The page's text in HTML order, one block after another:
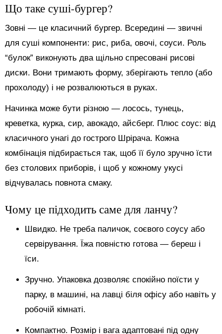
Що таке суші-бургер?
Зовні — це класичний бургер. Всередині — звичні
для суші компоненти: рис, риба, овочі, соуси. Роль
“булок” виконують два щільно спресовані рисові
диски. Вони тримають форму, зберігають тепло (або
прохолоду) і не розвалюються в руках.
Начинка може бути різною — лосось, тунець,
креветка, курка, сир, авокадо, айсберг. Плюс соус: від
класичного унагі до гострого Шрірача. Кожна
комбінація підбирається так, щоб її було зручно їсти
без столових приборів, і щоб у кожному укусі
відчувалась повнота смаку.
Чому це підходить саме для ланчу?
Швидко. Не треба паличок, соєвого соусу або
сервірування. Їжа повністю готова — береш і
їси.
Зручно. Упаковка дозволяє спокійно поїсти у
парку, в машині, на лавці біля офісу або навіть у
робочій кімнаті.
Компактно. Розмір і вага адаптовані під одну